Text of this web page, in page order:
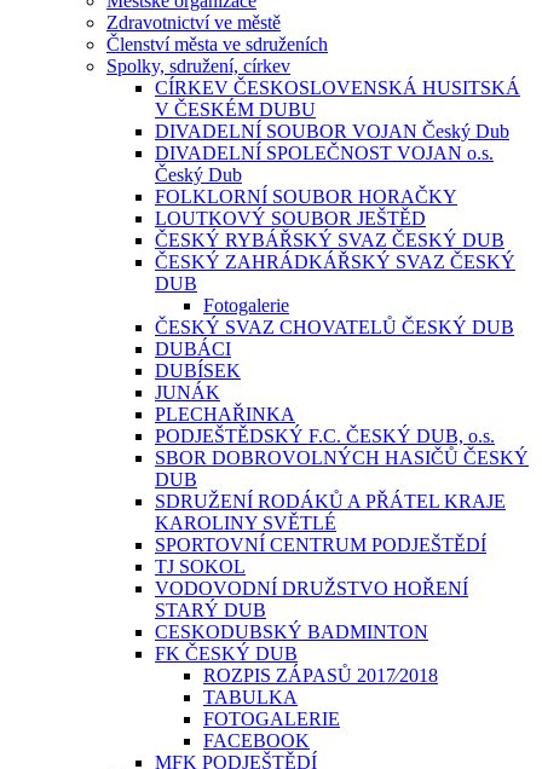
Zdravotnictví ve městě
Členství města ve sdruženích
Spolky, sdružení, církev
CÍRKEV ČESKOSLOVENSKÁ HUSITSKÁ
V ČESKÉM DUBU
DIVADELNÍ SOUBOR VOJAN Český Dub
DIVADELNÍ SPOLEČNOST VOJAN o.s.
Český Dub
FOLKLORNÍ SOUBOR HORAČKY
LOUTKOVÝ SOUBOR JEŠTĚD
ČESKÝ RYBÁŘSKÝ SVAZ ČESKÝ DUB
ČESKÝ ZAHRÁDKÁŘSKÝ SVAZ ČESKÝ
DUB
Fotogalerie
ČESKÝ SVAZ CHOVATELŮ ČESKÝ DUB
DUBÁCI
DUBÍSEK
JUNÁK
PLECHAŘINKA
PODJEŠTĚDSKÝ F.C. ČESKÝ DUB, o.s.
SBOR DOBROVOLNÝCH HASIČŮ ČESKÝ
DUB
SDRUŽENÍ RODÁKŮ A PŘÁTEL KRAJE
KAROLINY SVĚTLÉ
SPORTOVNÍ CENTRUM PODJEŠTĚDÍ
TJ SOKOL
VODOVODNÍ DRUŽSTVO HOŘENÍ
STARÝ DUB
CESKODUBSKÝ BADMINTON
FK ČESKÝ DUB
ROZPIS ZÁPASŮ 2017⁄2018
TABULKA
FOTOGALERIE
FACEBOOK
MFK PODJEŠTĚDÍ